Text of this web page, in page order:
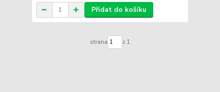
Přidat do košíku
strana z 1